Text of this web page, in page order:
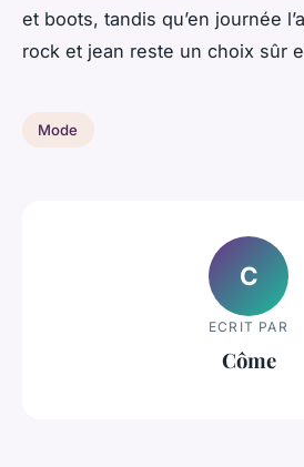
et boots, tandis qu’en journée
rock et jean reste un choix sûr
Mode
C
ECRIT PAR
Côme